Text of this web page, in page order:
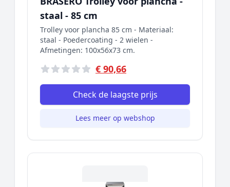
staal - 85 cm
Trolley voor plancha 85 cm - Materiaal:
staal - Poedercoating - 2 wielen -
Afmetingen: 100x56x73 cm.
€ 90,66
Check de laagste prijs
Lees meer op webshop